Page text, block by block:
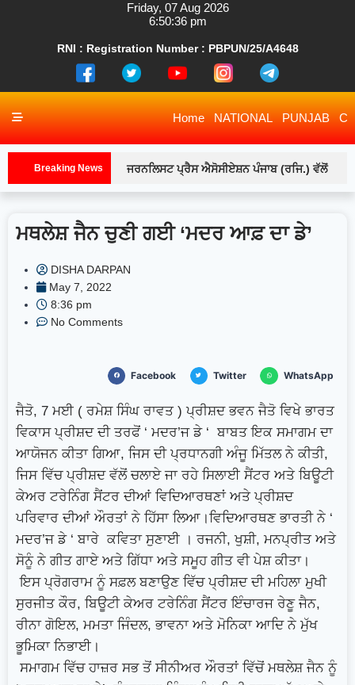
RNI : Registration Number : PBPUN/25/A4648
Home NATIONAL PUNJAB
Breaking News ਜਰਨਲਿਸਟ ਪ੍ਰੈਸ ਐਸੋਸੀਏਸ਼ਨ ਪੰਜਾਬ (ਰਜਿ.) ਵੱਲੋਂ
ਨਾਲ ਵਿਸ਼ੇਸ਼ ਮੀਟਿੰਗ-ਲੁਧਿਆਣਾ ਸਫਾਈ ਸੇਵਕ
ਸੰਗਠਨਾਂ ਵੱਲੋਂ ਦਿੱਤੇ ਗਏ ਪੰਜਾਬ ਬੰਦ ਦੇ ਸੱਦੇ ਨੂੰ ਅੱਜ ਪੂਰੇ
ਭਾਰਤ ਦੇ ਪ੍ਰਧਾਨ ਮੰਤਰੀ Narendra Modi ਨੇ
ਇਜ਼ਰਾਇਲ ਦੇ ਪ੍ਰਧਾਨ ਮੰਤਰੀ Benjamin Netanyahu
ਨਾਲ ਦੋ ਪੱਖੀ ਮੀਟਿੰਗ ਵਰਲਡ AI ਸਮਿੱਟ 2026
ਨਵੀਂ ਦਿੱਲੀ ਵਿੱਚ ਸ਼ੁਰੂ
ਮਥਲੇਸ਼ ਜੈਨ ਚੁਣੀ ਗਈ ‘ਮਦਰ ਆਫ਼ ਦਾ ਡੇ’
DISHA DARPAN
May 7, 2022
8:36 pm
No Comments
Facebook Twitter WhatsApp
ਜੈਤੋ, 7 ਮਈ ( ਰਮੇਸ਼ ਸਿੰਘ ਰਾਵਤ ) ਪ੍ਰੀਸ਼ਦ ਭਵਨ ਜੈਤੋ ਵਿਖੇ ਭਾਰਤ
ਵਿਕਾਸ ਪ੍ਰੀਸ਼ਦ ਦੀ ਤਰਫੋਂ ‘ ਮਦਰ’ਜ ਡੇ ‘ ਬਾਬਤ ਇਕ ਸਮਾਗਮ ਦਾ
ਆਯੋਜਨ ਕੀਤਾ ਗਿਆ, ਜਿਸ ਦੀ ਪ੍ਰਧਾਨਗੀ ਅੰਜੂ ਮਿੱਤਲ ਨੇ ਕੀਤੀ,
ਜਿਸ ਵਿੱਚ ਪ੍ਰੀਸ਼ਦ ਵੱਲੋਂ ਚਲਾਏ ਜਾ ਰਹੇ ਸਿਲਾਈ ਸੈਂਟਰ ਅਤੇ ਬਿਊਟੀ
ਕੇਅਰ ਟਰੇਨਿੰਗ ਸੈਂਟਰ ਦੀਆਂ ਵਿਦਿਆਰਥਣਾਂ ਅਤੇ ਪ੍ਰੀਸ਼ਦ
ਪਰਿਵਾਰ ਦੀਆਂ ਔਰਤਾਂ ਨੇ ਹਿੱਸਾ ਲਿਆ।ਵਿਦਿਆਰਥਣ ਭਾਰਤੀ ਨੇ ‘
ਮਦਰ’ਜ ਡੇ ‘ ਬਾਰੇ ਕਵਿਤਾ ਸੁਣਾਈ । ਰਜਨੀ, ਖੁਸ਼ੀ, ਮਨਪ੍ਰੀਤ ਅਤੇ
ਸੋਨੂੰ ਨੇ ਗੀਤ ਗਾਏ ਅਤੇ ਗਿੱਧਾ ਅਤੇ ਸਮੂਹ ਗੀਤ ਵੀ ਪੇਸ਼ ਕੀਤਾ।
ਇਸ ਪ੍ਰੋਗਰਾਮ ਨੂੰ ਸਫ਼ਲ ਬਣਾਉਣ ਵਿੱਚ ਪ੍ਰੀਸ਼ਦ ਦੀ ਮਹਿਲਾ ਮੁਖੀ
ਸੁਰਜੀਤ ਕੌਰ, ਬਿਊਟੀ ਕੇਅਰ ਟਰੇਨਿੰਗ ਸੈਂਟਰ ਇੰਚਾਰਜ ਰੇਣੂ ਜੈਨ,
ਰੀਨਾ ਗੋਇਲ, ਮਮਤਾ ਜਿੰਦਲ, ਭਾਵਨਾ ਅਤੇ ਮੋਨਿਕਾ ਆਦਿ ਨੇ ਮੁੱਖ
ਭੂਮਿਕਾ ਨਿਭਾਈ।
ਸਮਾਗਮ ਵਿੱਚ ਹਾਜ਼ਰ ਸਭ ਤੋਂ ਸੀਨੀਅਰ ਔਰਤਾਂ ਵਿੱਚੋਂ ਮਥਲੇਸ਼ ਜੈਨ ਨੂੰ